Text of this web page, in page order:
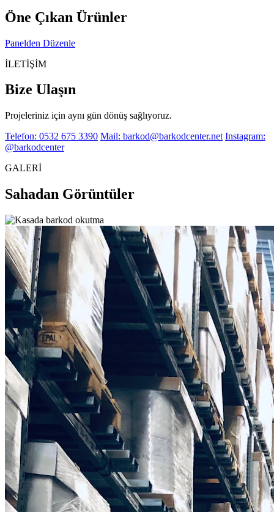
Öne Çıkan Ürünler
Panelden Düzenle
İLETİŞİM
Bize Ulaşın
Projeleriniz için aynı gün dönüş sağlıyoruz.
Telefon: 0532 675 3390 Mail: barkod@barkodcenter.net Instagram:
@barkodcenter
GALERİ
Sahadan Görüntüler